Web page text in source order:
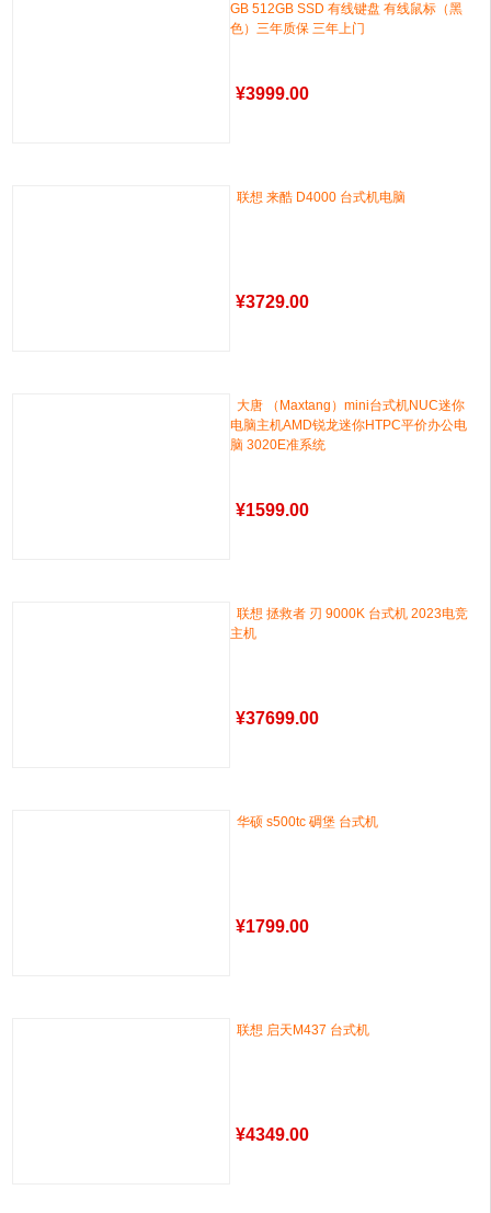
GB 512GB SSD 有线键盘 有线鼠标（黑
色）三年质保 三年上门
¥3999.00
联想 来酷 D4000 台式机电脑
¥3729.00
大唐 （Maxtang）mini台式机NUC迷你
电脑主机AMD锐龙迷你HTPC平价办公电
脑 3020E准系统
¥1599.00
联想 拯救者 刃 9000K 台式机 2023电竞
主机
¥37699.00
华硕 s500tc 碉堡 台式机
¥1799.00
联想 启天M437 台式机
¥4349.00